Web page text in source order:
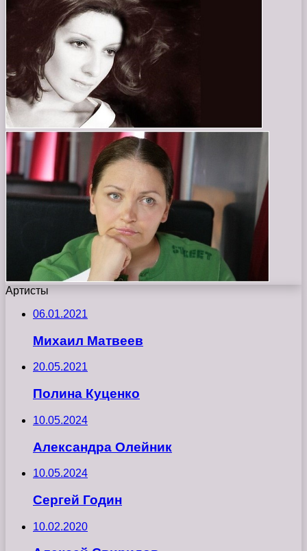
Артисты
06.01.2021
Михаил Матвеев
20.05.2021
Полина Куценко
10.05.2024
Александра Олейник
10.05.2024
Сергей Годин
10.02.2020